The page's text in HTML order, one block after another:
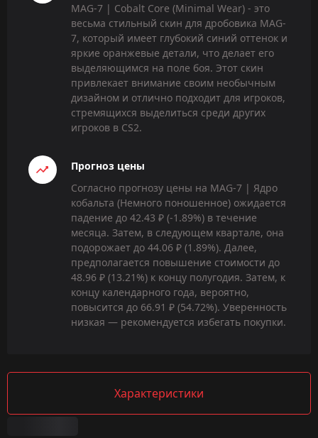
MAG-7 | Cobalt Core (Minimal Wear) - это
весьма стильный скин для дробовика MAG-
7, который имеет глубокий синий оттенок и
яркие оранжевые детали, что делает его
выделяющимся на поле боя. Этот скин
привлекает внимание своим необычным
дизайном и отлично подходит для игроков,
стремящихся выделиться среди других
игроков в CS2.
Прогноз цены
Согласно прогнозу цены на MAG-7 | Ядро
кобальта (Немного поношенное) ожидается
падение до 42.43 ₽ (-1.89%) в течение
месяца. Затем, в следующем квартале, она
подорожает до 44.06 ₽ (1.89%). Далее,
предполагается повышение стоимости до
48.96 ₽ (13.21%) к концу полугодия. Затем, к
концу календарного года, вероятно,
повысится до 66.91 ₽ (54.72%). Уверенность
низкая — рекомендуется избегать покупки.
Характеристики